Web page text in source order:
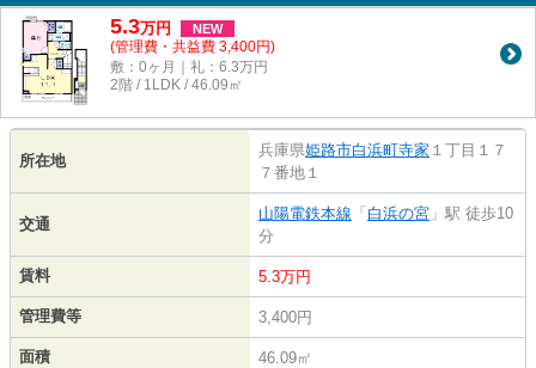
5.3万円 NEW
(管理費・共益費 3,400円)
敷：0ヶ月｜礼：6.3万円
2階 / 1LDK / 46.09㎡
所在地
兵庫県姫路市白浜町寺家 １丁目１７
７番地１
交通
山陽電鉄本線 「 白浜の宮 」駅 徒歩10
分
賃料 5.3万円
管理費等 3,400円
面積 46.09㎡